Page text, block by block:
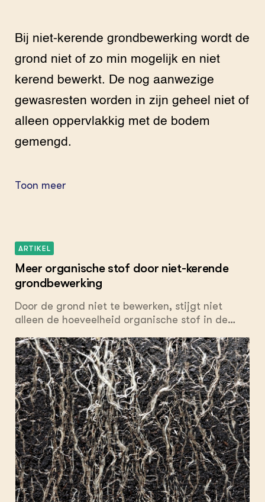
Bij niet-kerende grondbewerking wordt de
grond niet of zo min mogelijk en niet
kerend bewerkt. De nog aanwezige
gewasresten worden in zijn geheel niet of
alleen oppervlakkig met de bodem
gemengd.
Toon meer
ARTIKEL
Meer organische stof door niet-kerende
grondbewerking
Door de grond niet te bewerken, stijgt niet
alleen de hoeveelheid organische stof in de
Dat blijkt uit onderzoek op de Broekemahoeve
in Lelystad.